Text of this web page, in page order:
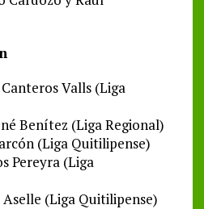
Valls (Liga
Benítez (Liga Regional)
(Liga Quitilipense)
Pereyra (Liga
(Liga Quitilipense)